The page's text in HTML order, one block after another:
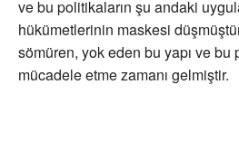
ve bu politikaların şu andaki
hükümetlerinin maskesi
sömüren, yok eden bu yapı ve bu
mücadele etme zamanı gelmiştir.